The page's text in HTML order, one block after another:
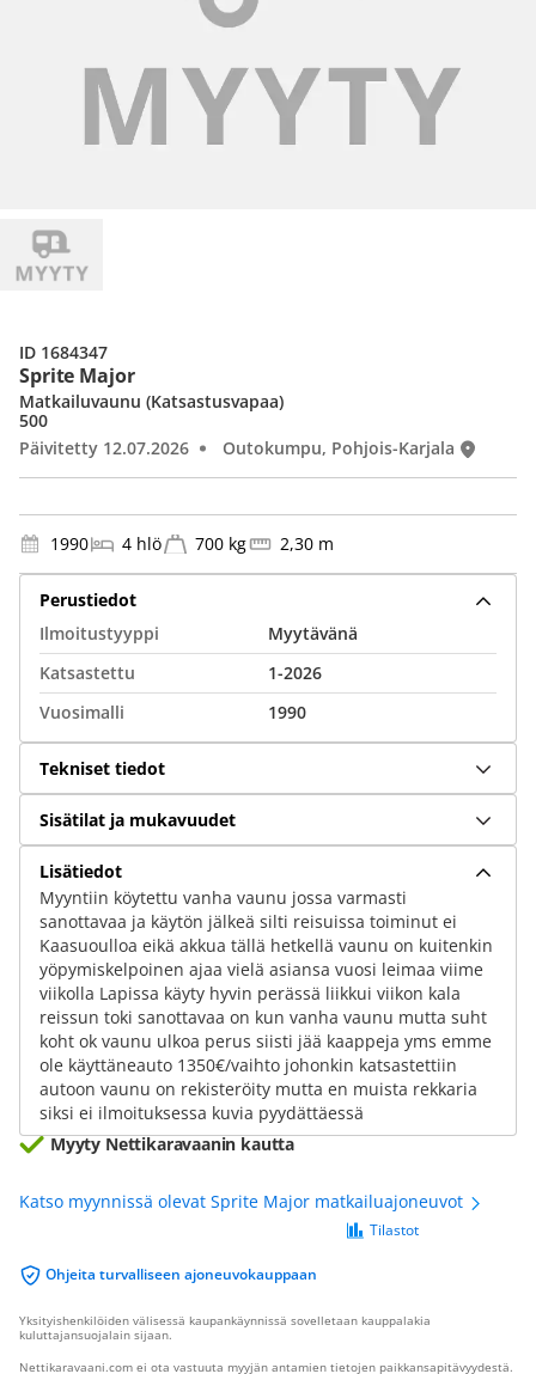
Sprite Major
Matkailuvaunu (Katsastusvapaa)
500
Päivitetty 12.07.2026
Outokumpu, Pohjois-Karjala
ID 1684347
1990 4 hlö 700 kg 2,30 m
Perustiedot
Ilmoitustyyppi
Myytävänä
Katsastettu
1-2026
Vuosimalli
1990
Tekniset tiedot
Sisätilat ja mukavuudet
Lisätiedot
Myyntiin köytettu vanha vaunu jossa varmasti
sanottavaa ja käytön jälkeä silti reisuissa toiminut ei
Kaasuoulloa eikä akkua tällä hetkellä vaunu on kuitenkin
yöpymiskelpoinen ajaa vielä asiansa vuosi leimaa viime
viikolla Lapissa käyty hyvin perässä liikkui viikon kala
reissun toki sanottavaa on kun vanha vaunu mutta suht
koht ok vaunu ulkoa perus siisti jää kaappeja yms emme
ole käyttäneauto 1350€/vaihto johonkin katsastettiin
autoon vaunu on rekisteröity mutta en muista rekkaria
siksi ei ilmoituksessa kuvia pyydättäessä
Myyty Nettikaravaanin kautta
Katso myynnissä olevat Sprite Major matkailuajoneuvot
Ohjeita turvalliseen ajoneuvokauppaan
Tilastot
Yksityishenkilöiden välisessä kaupankäynnissä sovelletaan kauppalakia
kuluttajansuojalain sijaan.
Nettikaravaani.com ei ota vastuuta myyjän antamien tietojen paikkansapitävyydestä.